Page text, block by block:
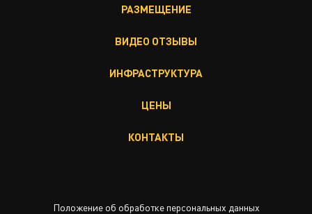
РАЗМЕЩЕНИЕ
ВИДЕО ОТЗЫВЫ
ИНФРАСТРУКТУРА
ЦЕНЫ
КОНТАКТЫ
Положение об обработке персональных данных